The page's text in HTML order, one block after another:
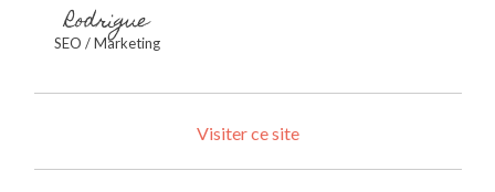
Rodrigue
SEO / Marketing
Visiter ce site